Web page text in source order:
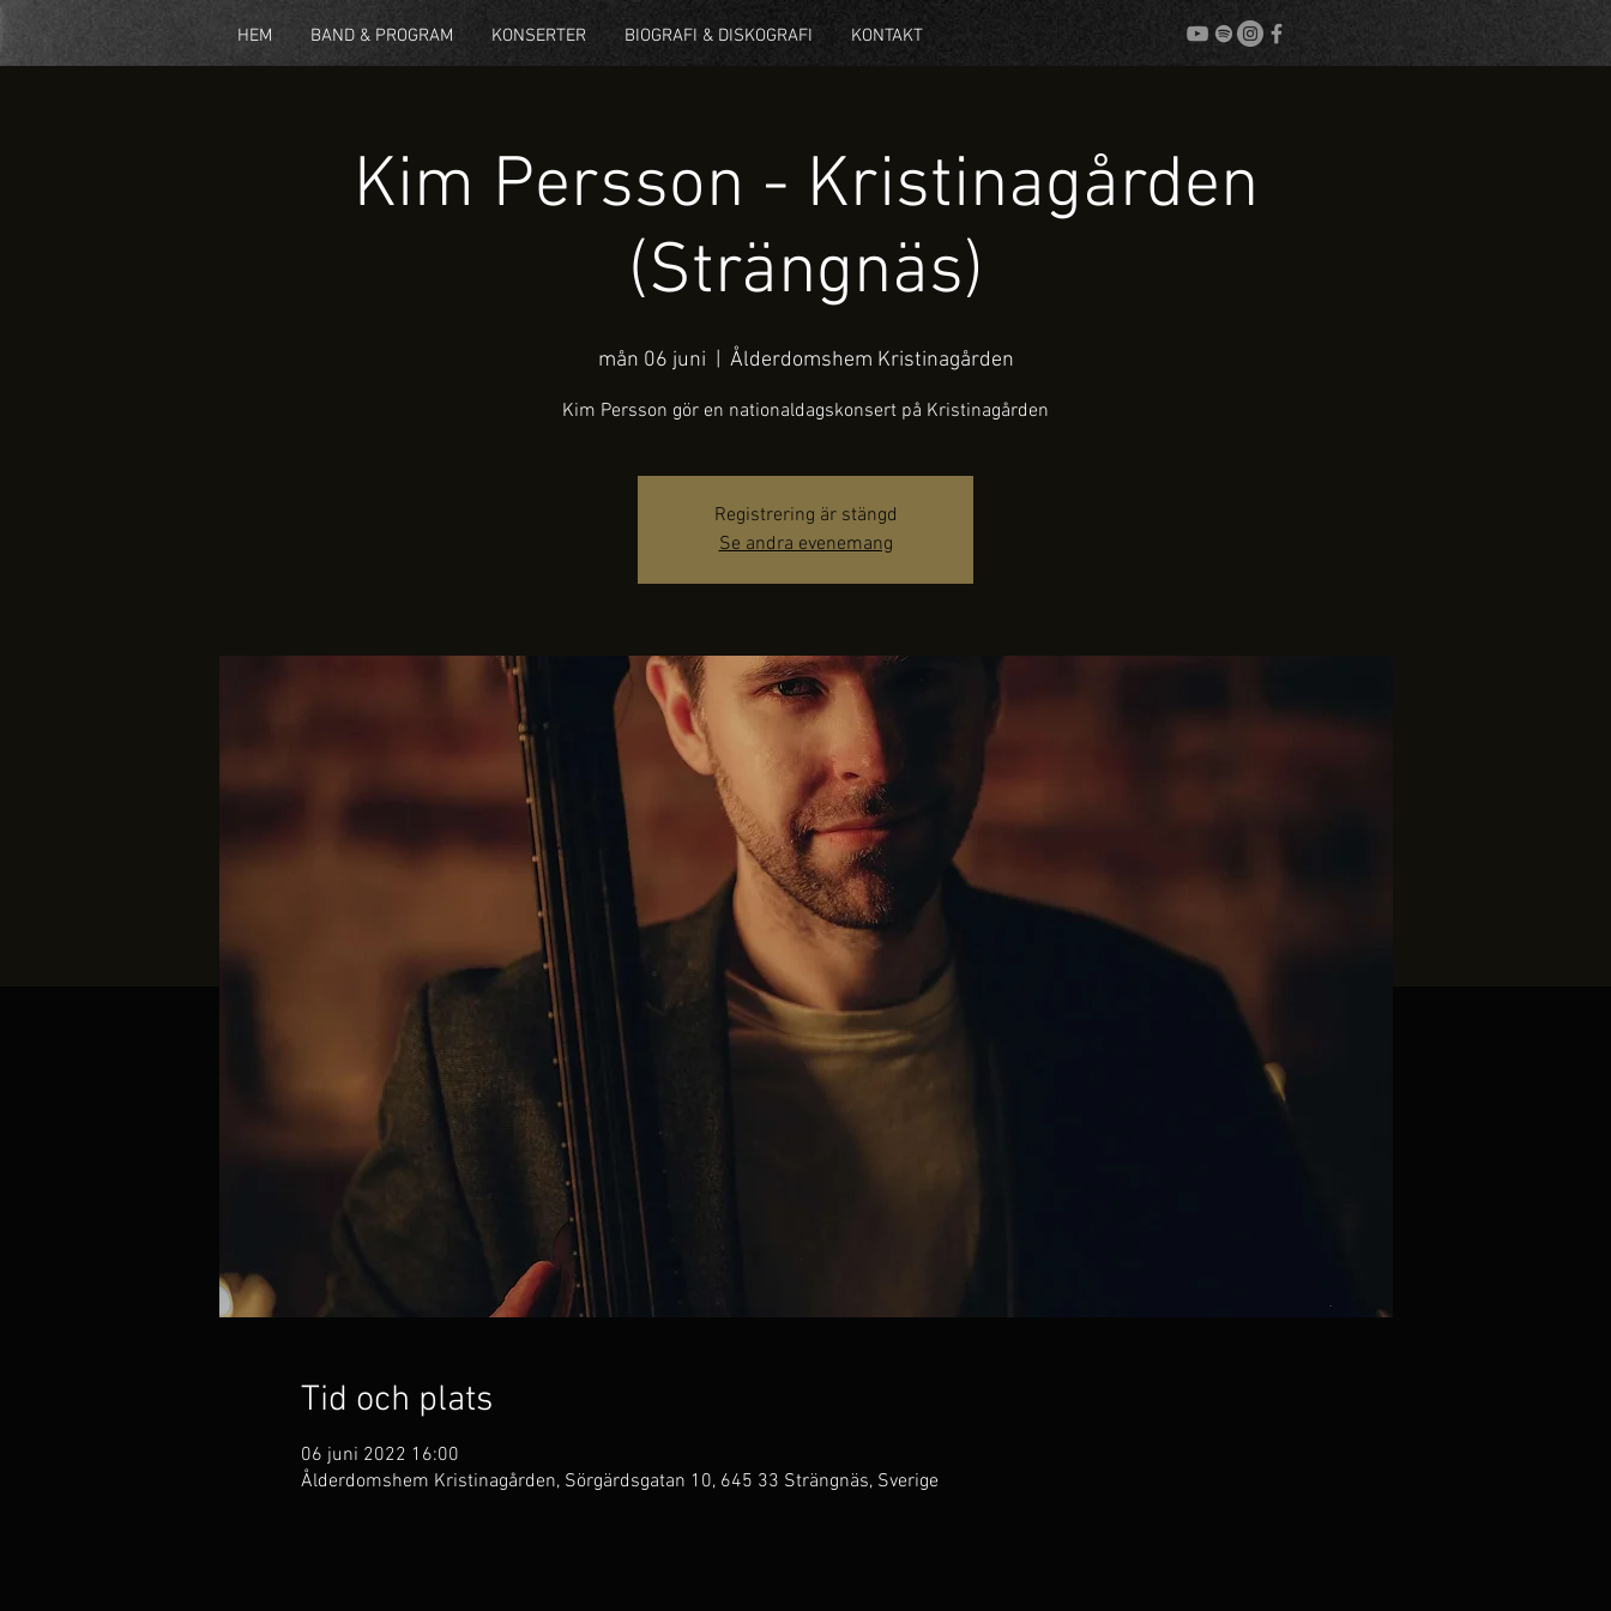
HEM BAND & PROGRAM KONSERTER BIOGRAFI & DISKOGRAFI KONTAKT
Kim Persson - Kristinagården
(Strängnäs)
mån 06 juni Ålderdomshem Kristinagården
Kim Persson gör en nationaldagskonsert på Kristinagården
Registrering är stängd
Se andra evenemang
Tid och plats
06 juni 2022 16:00
Ålderdomshem Kristinagården, Sörgärdsgatan 10, 645 33 Strängnäs, Sverige